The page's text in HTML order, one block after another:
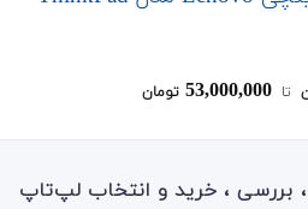
‌ تا ‌ 53,000,000 تومان
بررسی ، خرید و انتخاب لپ‌تاپ